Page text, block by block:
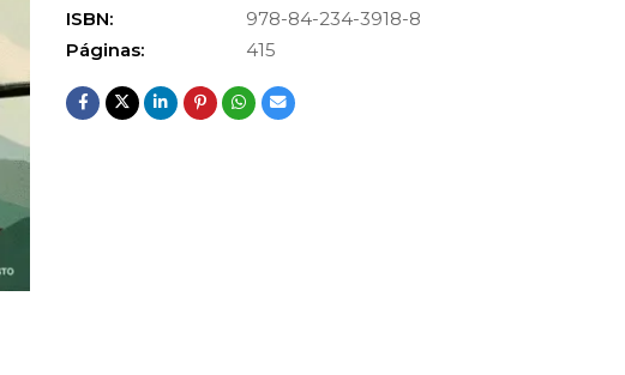
ISBN:
978-84-234-3918-8
Páginas:
415